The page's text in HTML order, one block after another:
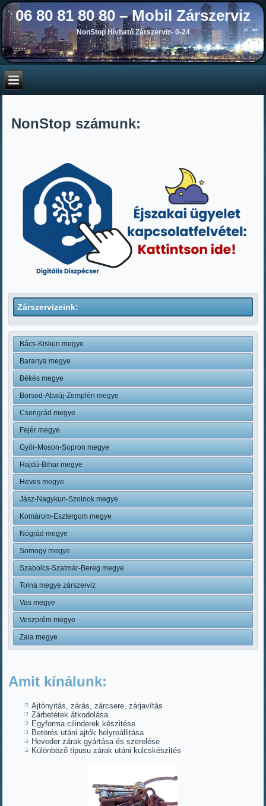
06 80 81 80 80 – Mobil Zárszerviz
NonStop Hívható Zárszerviz- 0-24
NonStop számunk:
Zárszervizeink:
Bács-Kiskun megye
Baranya megye
Békés megye
Borsod-Abaúj-Zemplén megye
Csongrád megye
Fejér megye
Győr-Moson-Sopron megye
Hajdú-Bihar megye
Heves megye
Jász-Nagykun-Szolnok megye
Komárom-Esztergom megye
Nógrád megye
Somogy megye
Szabolcs-Szatmár-Bereg megye
Tolna megye zárszerviz
Vas megye
Veszprém megye
Zala megye
Amit kínálunk:
Ajtónyitás, zárás, zárcsere, zárjavítás
Zárbetétek átkodolása
Egyforma cilinderek készitése
Betörés utáni ajtók helyreállitása
Heveder zárak gyártása és szerelése
Különböző tipusu zárak utáni kulcskészités